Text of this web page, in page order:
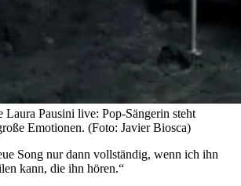
Laura Pausini live: Pop-Sängerin steht
Emotionen. (Foto: Javier Biosca)
Song nur dann vollständig, wenn ich ihn
kann, die ihn hören.“